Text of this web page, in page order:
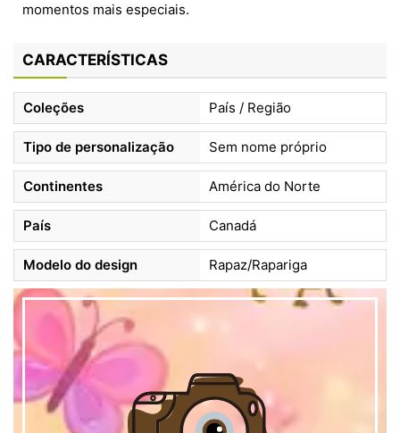
momentos mais especiais.
CARACTERÍSTICAS
Coleções País / Região
Tipo de personalização Sem nome próprio
Continentes América do Norte
País Canadá
Modelo do design Rapaz/Rapariga